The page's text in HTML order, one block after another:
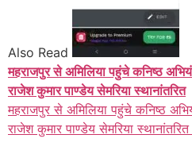
Also Read
महराजपुर से अमिलिया पहुंचे कनिष्ठ
राजेश कुमार पाण्डेय सेमरिया स्थानांतरित
महराजपुर से अमिलिया पहुंचे कनिष्ठ
राजेश कुमार पाण्डेय सेमरिया स्थानांतरित